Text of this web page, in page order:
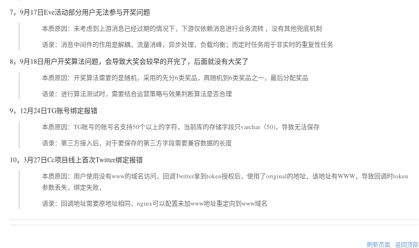
7，9月17日Eve活动部分用户无法参与开奖问题
本质原因：未考虑到上游消息已经过期的情况下，下游仅依赖消息进行业务流转 ，没有其他兜底机制
语录：消息中间件的作用是解耦，流量消峰，异步处理，负载均衡；而定时任务用于非实时的重复性任务
8，9月18日用户开奖算法问题，会导致大奖会较早的开完了，后面就没有大奖了
本质原因：开奖算法需要的是随机，采用的先分6类奖品，再随机到6类奖品之一，最后分配奖品
语录：进行算法测试时，需要结合运营策略与效果判断算法是否合理
9，12月24日TG账号绑定报错
本质原因：TG账号的账号名支持50个以上的字符，当前库的存储字段只varchar（50)，导致无法保存
语录：第三方接入后，对于要保存的第三方字段需要兼容数据的长度
10，3月27日Cc项目线上首次Twitter绑定报错
本质原因：用户使用没有www的域名访问，回调Twitter拿到token授权后，使用了original的地址，该地址有WWW，导致回调时token
参数丢失，绑定失败，
语录：回调地址需要原地址相同，nginx可以配置未加www地址重定向到www域名
刷新页面 返回顶部